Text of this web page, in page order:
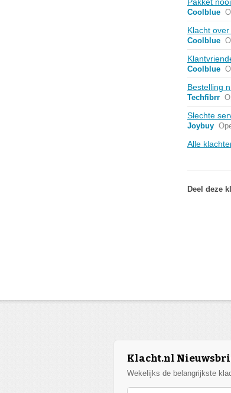
Pakket
Coolblue
Klacht
Coolblue
Coolblue
Bestelling
Techfibrr
Slechte
Joybuy
Alle
Deel deze
Klacht.nl
Wekelijks de belangrijkste